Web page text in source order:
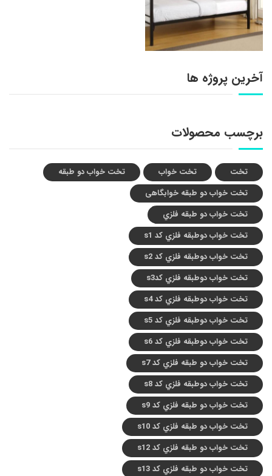
آخرین پروژه ها
برچسب محصولات
تخت تخت خواب
تخت خواب دو طبقه
تخت خواب دو طبقه خوابگاهی
تخت خواب دو طبقه فلزي
تخت خواب دوطبقه فلزي کد s1
تخت خواب دوطبقه فلزي کد s2
تخت خواب دوطبقه فلزي کدs3
تخت خواب دوطبقه فلزي کد s4
تخت خواب دوطبقه فلزي کد s5
تخت خواب دوطبقه فلزي کد s6
تخت خواب دو طبقه فلزي کد s7
تخت خواب دوطبقه فلزي کد s8
تخت خواب دو طبقه فلزي کد s9
تخت خواب دو طبقه فلزي کد s10
تخت خواب دو طبقه فلزي کد s12
تخت خواب دو طبقه فلزي کد s13